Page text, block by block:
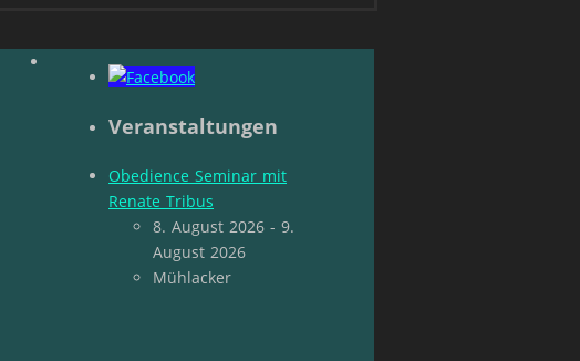
Veranstaltungen
Obedience Seminar mit
Renate Tribus
8. August 2026 - 9.
August 2026
Mühlacker